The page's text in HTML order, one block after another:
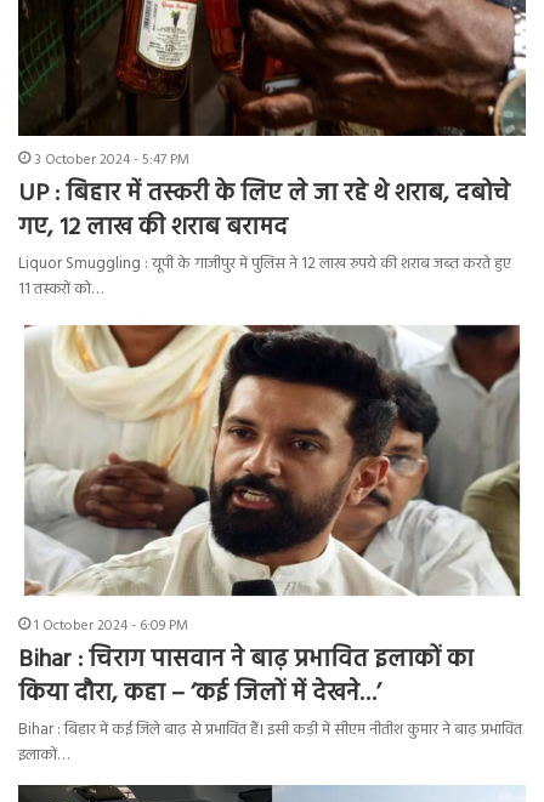
3 October 2024 - 5:47 PM
UP : बिहार में तस्करी के लिए ले जा रहे थे शराब, दबोचे
गए, 12 लाख की शराब बरामद
Liquor Smuggling : यूपी के गाजीपुर में पुलिस ने 12 लाख रुपये की शराब जब्त करते हुए
11 तस्करों को…
1 October 2024 - 6:09 PM
Bihar : चिराग पासवान ने बाढ़ प्रभावित इलाकों का
किया दौरा, कहा – ‘कई जिलों में देखने…’
Bihar : बिहार में कई जिले बाढ़ से प्रभावित हैं। इसी कड़ी में सीएम नीतीश कुमार ने बाढ़ प्रभावित
इलाकों…